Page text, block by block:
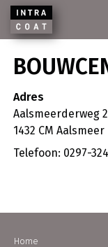
Adres
Aalsmeerderweg
1432 CM Aalsmeer
Telefoon: 0297-
Home